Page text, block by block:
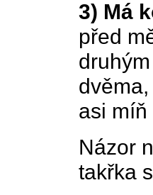
3) Má
před
asi
Názor
takřka